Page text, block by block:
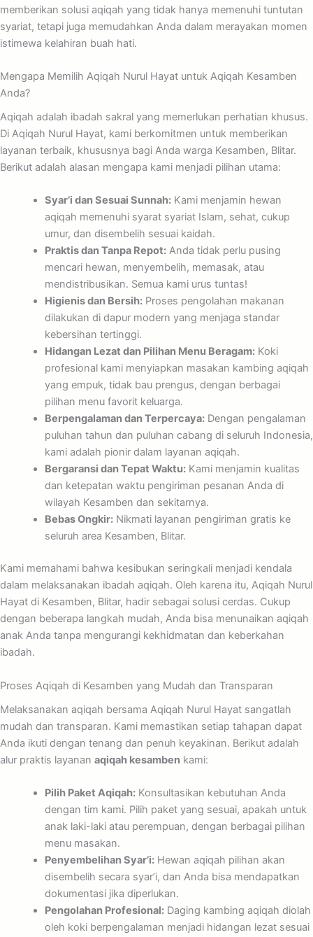
memberikan solusi aqiqah yang tidak hanya memenuhi tuntutan
syariat, tetapi juga memudahkan Anda dalam merayakan momen
istimewa kelahiran buah hati.
Mengapa Memilih Aqiqah Nurul Hayat untuk Aqiqah Kesamben
Anda?
Aqiqah adalah ibadah sakral yang memerlukan perhatian khusus.
Di Aqiqah Nurul Hayat, kami berkomitmen untuk memberikan
layanan terbaik, khususnya bagi Anda warga Kesamben, Blitar.
Berikut adalah alasan mengapa kami menjadi pilihan utama:
Syar’i dan Sesuai Sunnah:Kami menjamin hewan
aqiqah memenuhi syarat syariat Islam, sehat, cukup
umur, dan disembelih sesuai kaidah.
Praktis dan Tanpa Repot:Anda tidak perlu pusing
mencari hewan, menyembelih, memasak, atau
mendistribusikan. Semua kami urus tuntas!
Higienis dan Bersih:Proses pengolahan makanan
dilakukan di dapur modern yang menjaga standar
kebersihan tertinggi.
Hidangan Lezat dan Pilihan Menu Beragam:Koki
profesional kami menyiapkan masakan kambing aqiqah
yang empuk, tidak bau prengus, dengan berbagai
pilihan menu favorit keluarga.
Berpengalaman dan Terpercaya:Dengan pengalaman
puluhan tahun dan puluhan cabang di seluruh Indonesia,
kami adalah pionir dalam layanan aqiqah.
Bergaransi dan Tepat Waktu:Kami menjamin kualitas
dan ketepatan waktu pengiriman pesanan Anda di
wilayah Kesamben dan sekitarnya.
Bebas Ongkir:Nikmati layanan pengiriman gratis ke
seluruh area Kesamben, Blitar.
Kami memahami bahwa kesibukan seringkali menjadi kendala
dalam melaksanakan ibadah aqiqah. Oleh karena itu, Aqiqah Nurul
Hayat di Kesamben, Blitar, hadir sebagai solusi cerdas. Cukup
dengan beberapa langkah mudah, Anda bisa menunaikan aqiqah
anak Anda tanpa mengurangi kekhidmatan dan keberkahan
ibadah.
Proses Aqiqah di Kesamben yang Mudah dan Transparan
Melaksanakan aqiqah bersama Aqiqah Nurul Hayat sangatlah
mudah dan transparan. Kami memastikan setiap tahapan dapat
Anda ikuti dengan tenang dan penuh keyakinan. Berikut adalah
alur praktis layanan aqiqah kesamben kami:
Pilih Paket Aqiqah:Konsultasikan kebutuhan Anda
dengan tim kami. Pilih paket yang sesuai, apakah untuk
anak laki-laki atau perempuan, dengan berbagai pilihan
menu masakan.
Penyembelihan Syar’i:Hewan aqiqah pilihan akan
disembelih secara syar’i, dan Anda bisa mendapatkan
dokumentasi jika diperlukan.
Pengolahan Profesional:Daging kambing aqiqah diolah
oleh koki berpengalaman menjadi hidangan lezat sesuai